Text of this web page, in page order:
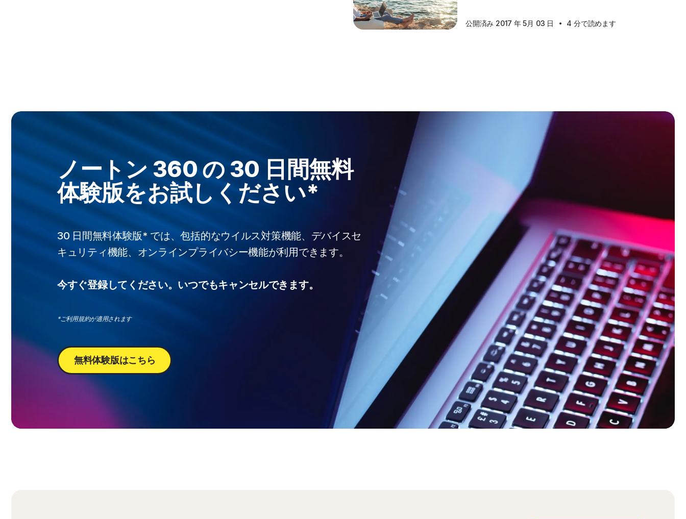
公開済み 2017 年 5月 03 日 · 4 分で読めます
ノートン 360 の 30 日間無料
体験版をお試しください*
30 日間無料体験版* では、包括的なウイルス対策機能、デバイスセ
キュリティ機能、オンラインプライバシー機能が利用できます。
今すぐ登録してください。いつでもキャンセルできます。
*ご利用規約が適用されます
無料体験版はこちら